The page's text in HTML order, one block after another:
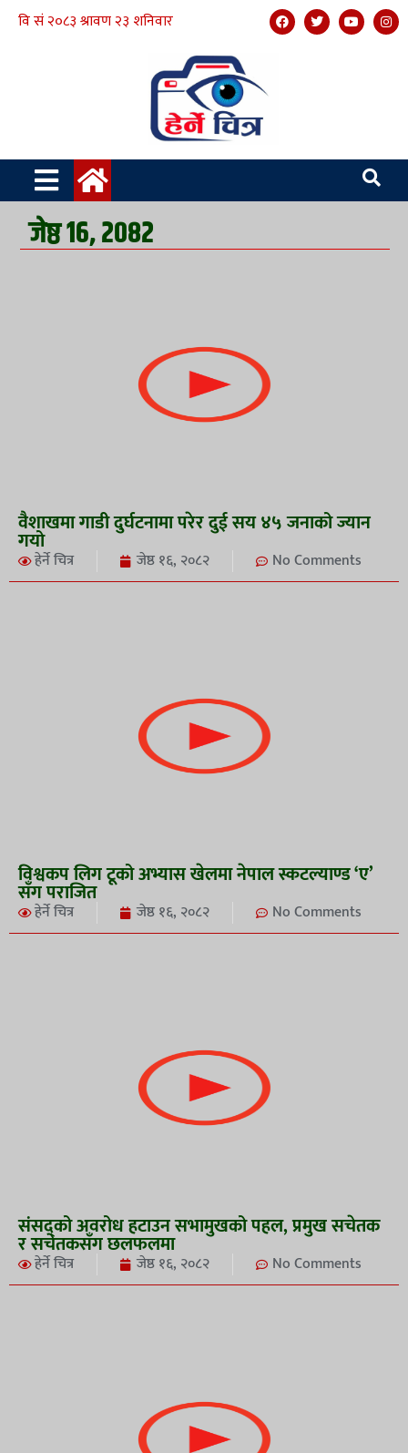
जेष्ठ १६, २०८२
वैशाखमा गाडी दुर्घटनामा परेर दुई सय ४५ जनाको ज्यान
गयो
हेर्ने चित्र जेष्ठ १६, २०८२ No Comments
विश्वकप लिग टूको अभ्यास खेलमा नेपाल स्कटल्याण्ड ‘ए’
सँग पराजित
हेर्ने चित्र जेष्ठ १६, २०८२ No Comments
संसद्को अवरोध हटाउन सभामुखको पहल, प्रमुख सचेतक
र सचेतकसँग छलफलमा
हेर्ने चित्र जेष्ठ १६, २०८२ No Comments